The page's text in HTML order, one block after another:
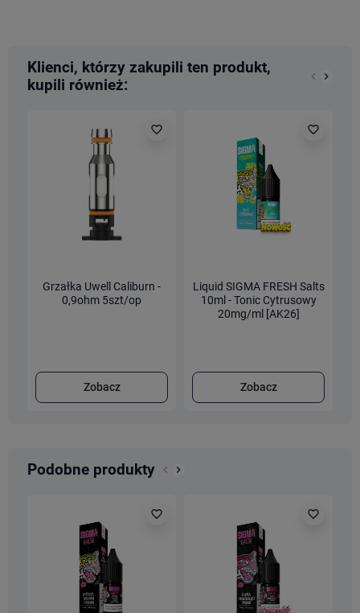
Klienci, którzy zakupili ten produkt,
kupili również:
keyboard_arrow_left keyboard_arrow_right
favorite_border
Grzałka Uwell Caliburn -
0,9ohm 5szt/op
Zobacz
favorite_border
Liquid SIGMA FRESH Salts
10ml - Tonic Cytrusowy
20mg/ml [AK26]
Zobacz
Podobne produkty Poprzedni
keyboard_arrow_left
Następny
keyboard_arrow_right
favorite_border favorite_border